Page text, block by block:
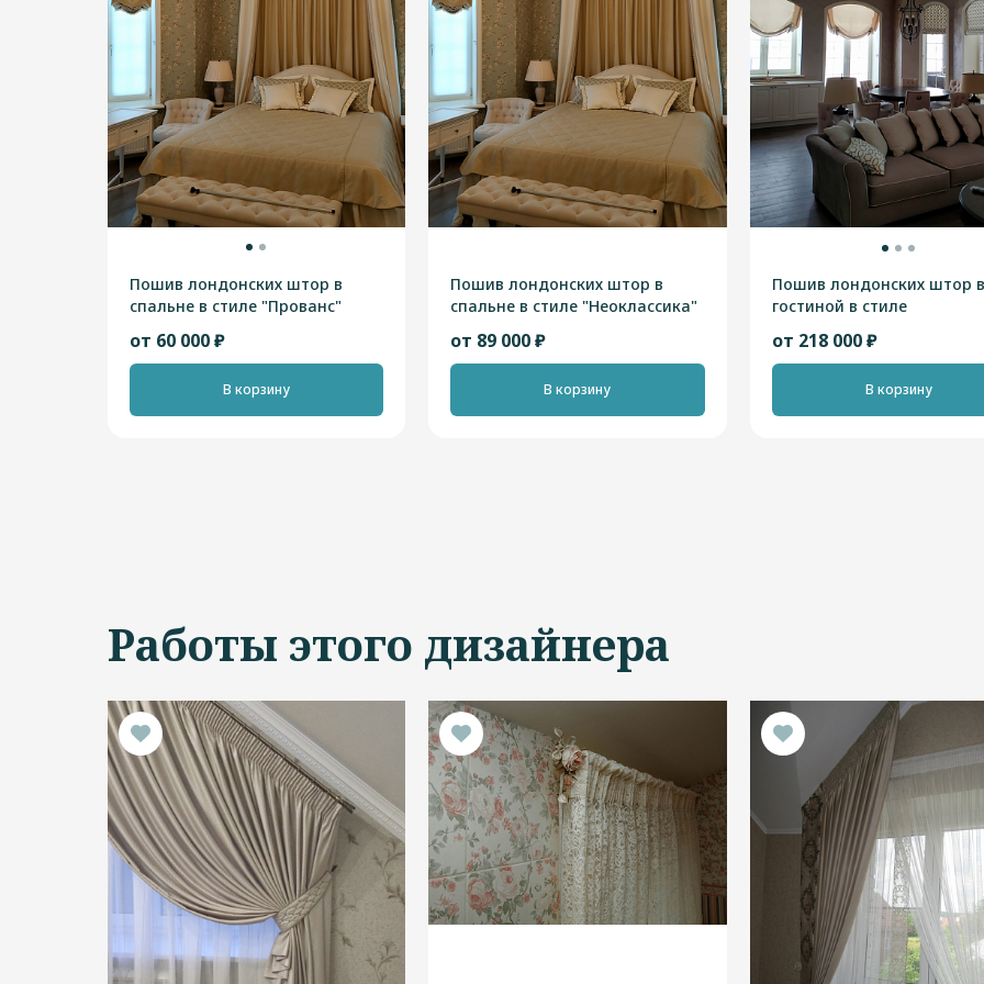
Пошив лондонских штор в
спальне в стиле "Прованс"
от 60 000 ₽
В корзину
Пошив лондонских штор в
спальне в стиле "Неоклассика"
от 89 000 ₽
В корзину
Пошив лондонских штор в
гостиной в стиле
от 218 000 ₽
В корзину
Работы этого дизайнера